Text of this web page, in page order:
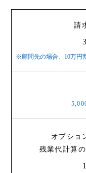
請
※顧問先の場合、10万円
〃
オプショ
残業代計算